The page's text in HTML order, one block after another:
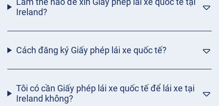
Ireland?
Cách đăng ký Giấy phép lái xe quốc tế?
Tôi có cần Giấy phép lái xe quốc tế để lái xe tại
Ireland không?